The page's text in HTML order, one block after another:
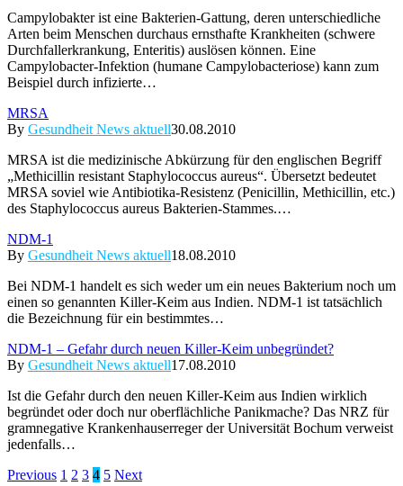
Campylobakter ist eine Bakterien-Gattung, deren unterschiedliche
Arten beim Menschen durchaus ernsthafte Krankheiten (schwere
Durchfallerkrankung, Enteritis) auslösen können. Eine
Campylobacter-Infektion (humane Campylobacteriose) kann zum
Beispiel durch infizierte…
MRSA
By Gesundheit News aktuell30.08.2010
MRSA ist die medizinische Abkürzung für den englischen Begriff
„Methicillin resistant Staphylococcus aureus“. Übersetzt bedeutet
MRSA soviel wie Antibiotika-Resistenz (Penicillin, Methicillin, etc.)
des Staphylococcus aureus Bakterien-Stammes.…
NDM-1
By Gesundheit News aktuell18.08.2010
Bei NDM-1 handelt es sich weder um ein neues Bakterium noch um
einen so genannten Killer-Keim aus Indien. NDM-1 ist tatsächlich
die Bezeichnung für ein bestimmtes…
NDM-1 – Gefahr durch neuen Killer-Keim unbegründet?
By Gesundheit News aktuell17.08.2010
Ist die Gefahr durch den neuen Killer-Keim aus Indien wirklich
begründet oder doch nur oberflächliche Panikmache? Das NRZ für
gramnegative Krankenhauserreger der Universität Bochum verweist
jedenfalls…
Previous 1 2 3 4 5 Next